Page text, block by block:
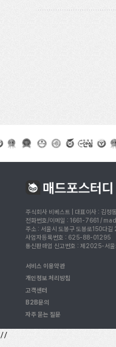
주식회사 비베스트 | 대표이사 : 김정
전화번호/이메일 : 1661-7661 /
주소 : 서울시 도봉구 도봉로150다
사업자등록번호 : 625-88-01295
통신판매업 신고번호 : 제2025-서
서비스 이용약관
개인정보 처리방침
고객센터
B2B문의
자주 묻는 질문
//